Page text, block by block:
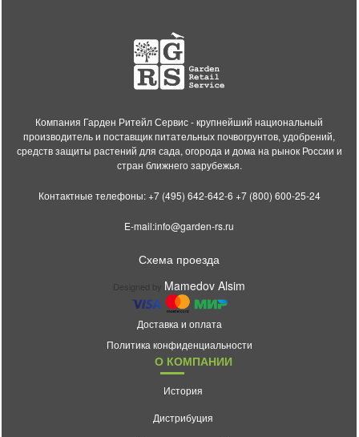
Компания Гарден Ритейл Сервис - крупнейший национальный
производитель и поставщик питательных почвогрунтов, удобрений,
средств защиты растений для сада, огорода и дома на рынок России и
стран ближнего зарубежья.
Контактные телефоны:+7 (495) 642-642-6 +7 (800) 600-25-24
E-mail:info@garden-rs.ru
Схема проезда
Designed by Mamedov Alsim
Доставка и оплата
Политика конфиденциальности
О КОМПАНИИ
История
Дистрибуция